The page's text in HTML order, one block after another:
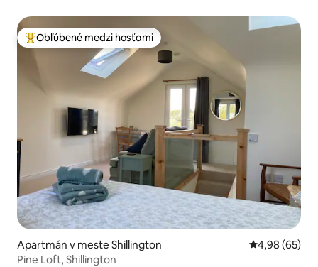
Najobľúbenejšie medzi hosťami
Obľúbené medzi hosťami
Apartmán v meste Shillington Priemerné
4,98 (65)
Pine Loft, Shillington